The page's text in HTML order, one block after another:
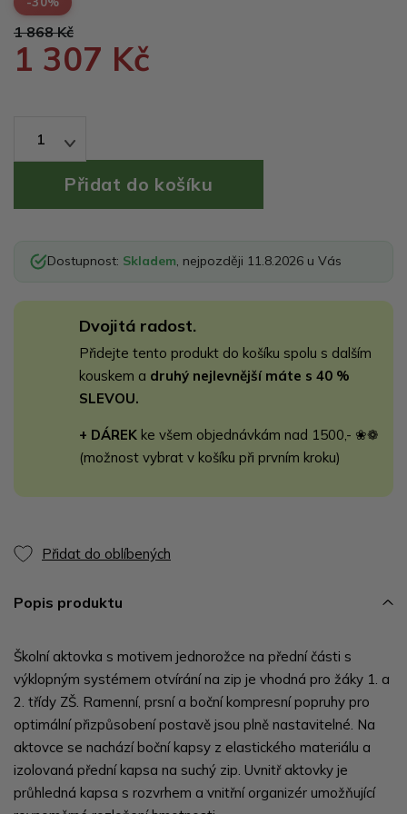
1 868 Kč
1 307 Kč
1
Dostupnost: Skladem, nejpozději 11.8.2026 u Vás
Dvojitá radost.
Přidejte tento produkt do košíku spolu s dalším
kouskem a druhý nejlevnější máte s 40 %
SLEVOU.
+ DÁREK ke všem objednávkám nad 1500,- ❀❁
(možnost vybrat v košíku při prvním kroku)
Přidat do oblíbených
Popis produktu
Školní aktovka s motivem jednorožce na přední části s
výklopným systémem otvírání na zip je vhodná pro žáky 1. a
2. třídy ZŠ. Ramenní, prsní a boční kompresní popruhy pro
optimální přizpůsobení postavě jsou plně nastavitelné. Na
aktovce se nachází boční kapsy z elastického materiálu a
izolovaná přední kapsa na suchý zip. Uvnitř aktovky je
průhledná kapsa s rozvrhem a vnitřní organizér umožňující